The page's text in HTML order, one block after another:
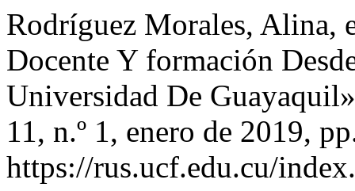
Rodríguez Morales, Alina,
Docente Y formación
Universidad De
11, n.º 1, enero de 2019,
https://rus.ucf.edu.cu/